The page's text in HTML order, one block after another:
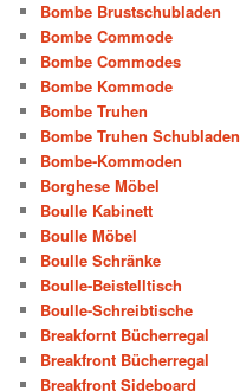
Bombe Brustschubladen
Bombe Commode
Bombe Commodes
Bombe Kommode
Bombe Truhen
Bombe Truhen Schubladen
Bombe-Kommoden
Borghese Möbel
Boulle Kabinett
Boulle Möbel
Boulle Schränke
Boulle-Beistelltisch
Boulle-Schreibtische
Breakfornt Bücherregal
Breakfront Bücherregal
Breakfront Sideboard